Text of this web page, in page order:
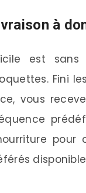
à
est
Fini
vous